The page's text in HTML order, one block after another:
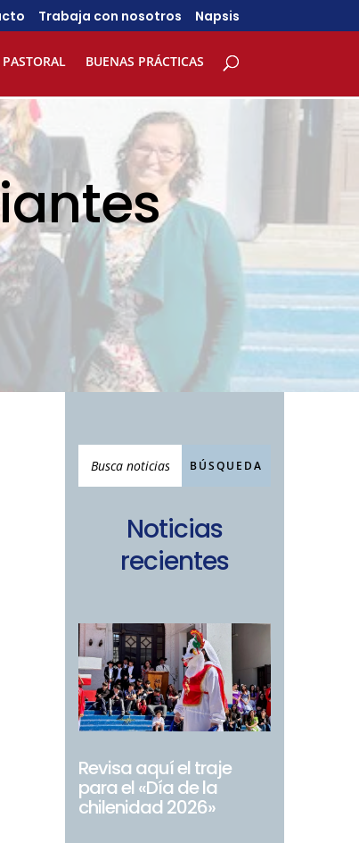
Trabaja con nosotros Napsis
PASTORAL BUENAS PRÁCTICAS
Noticias
recientes
Revisa aquí el traje
para el «Día de la
chilenidad 2026»